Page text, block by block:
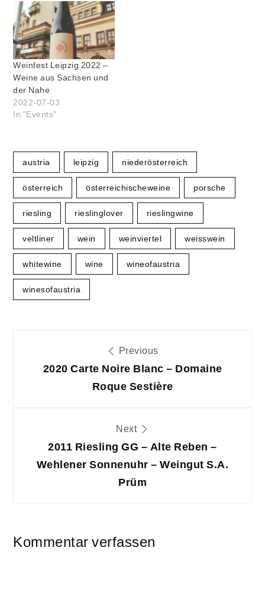
Weinfest Leipzig 2022 –
Weine aus Sachsen und
der Nahe
2022-07-03
In "Events"
austria leipzig niederösterreich
österreich österreichischeweine porsche
riesling rieslinglover rieslingwine
veltliner wein weinviertel weisswein
whitewine wine wineofaustria
winesofaustria
Beitragsnavigation
Previous
2020 Carte Noire Blanc – Domaine
Roque Sestière
Next
2011 Riesling GG – Alte Reben –
Wehlener Sonnenuhr – Weingut S.A.
Prüm
Kommentar verfassen